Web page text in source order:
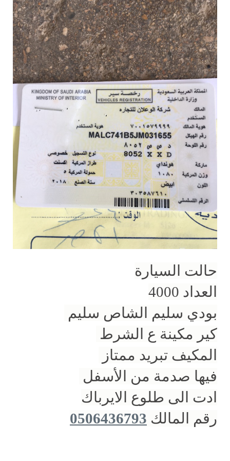
حالت السيارة
العداد 4000
بودي سليم الشاص سليم
كير مكينة ع الشرط
المكيف تبريد ممتاز
فيها صدمة من الأسفل
ادت الى طلوع الايرباك
رقم المالك 0506436793